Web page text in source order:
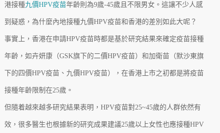
港接種九價HPV疫苗年齡則為9歲-45歲且不限男女。這讓不少人感
到疑惑，為什麼內地接種九價HPV疫苗和香港的差別如此大呢？
事實上，香港在申請HPV疫苗時都是基於研究結果來確定疫苗接種
年齡，如卉妍康（GSK旗下的二價HPV疫苗）和加衛苗（默沙東旗
下的四價HPV疫苗、九價HPV疫苗），在香港上市之初都是將疫苗
接種年齡限制在25歲。
但隨着越來越多研究結果表明，HPV疫苗對25~45歲的人群依然有
效，很多醫生也根據新的研究成果建議25歲以上女性也應接種HPV